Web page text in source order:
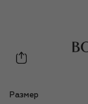
Размер